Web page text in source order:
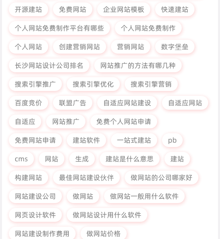
开源建站
免费网站 企业网站模板
快速建站
个人网站免费制作平台有哪些
个人网站免费制作
个人网站
创建营销网站 营销网站
数字堡垒
长沙网站设计公司排名
网站推广的方法有哪几种
搜索引擎推广
搜索引擎优化
搜索引擎营销
百度竞价
联盟广告 自适应网站建设
自适应网站
自适应
网站推广
免费个人网站申请
免费网站申请
建站软件 一站式建站
pb
cms
网站 生成 建站是什么意思
建站
构建网站
最佳网站建设伙伴
做网站的公司哪家好
网站建设公司
做网站
做网站一般用什么软件
网页设计软件
做网站设计用什么软件
网站建设制作费用
做网站价格